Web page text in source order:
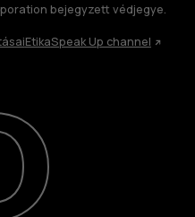
újrahasznosítás
bejegyzett védjegye.
EtikaSpeak Up channel